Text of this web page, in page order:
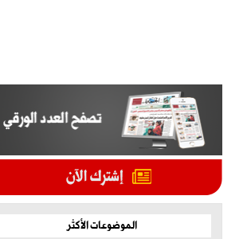
الموضوعات الأكثر